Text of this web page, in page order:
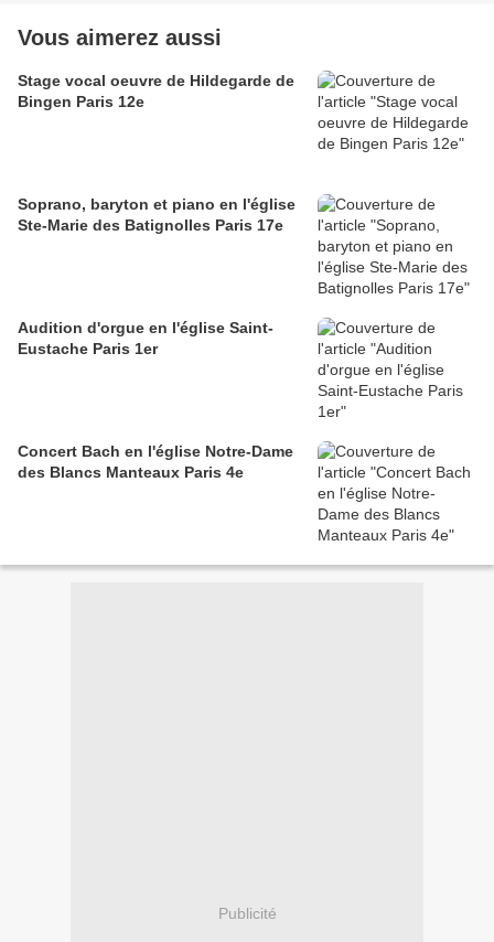
Vous aimerez aussi
Stage vocal oeuvre de Hildegarde de
Bingen Paris 12e
Soprano, baryton et piano en l'église
Ste-Marie des Batignolles Paris 17e
Audition d'orgue en l'église Saint-
Eustache Paris 1er
Concert Bach en l'église Notre-Dame
des Blancs Manteaux Paris 4e
Publicité